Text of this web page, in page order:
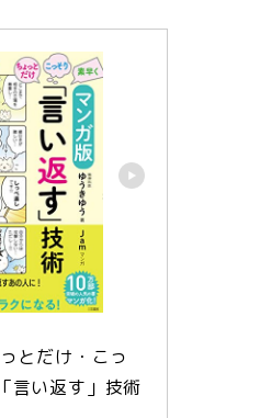
とだけ・こっ
言い返す」技術